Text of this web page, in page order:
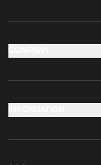
Our stores
Company